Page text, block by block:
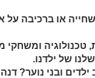
או ברכיבה על
טכנולוגיה
של ילדנו.
ובני נוער? דנה